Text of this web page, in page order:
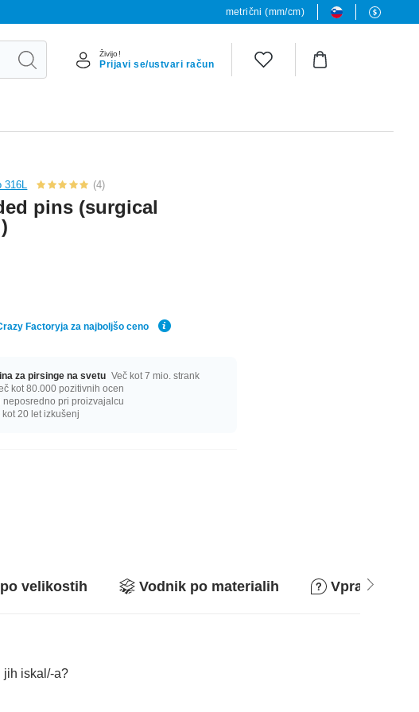
metrični (mm/cm)
Živijo!
Prijavi se/ustvari račun
(4)
pins (surgical
Factoryja za najboljšo ceno
za pirsinge na svetu Več kot 7 mio. strank
kot 80.000 pozitivnih ocen
neposredno pri proizvajalcu
kot 20 let izkušenj
velikostih Vodnik po materialih Vprašanja
jih iskal/-a?